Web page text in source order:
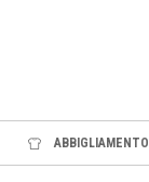
ABBIGLIAMENTO